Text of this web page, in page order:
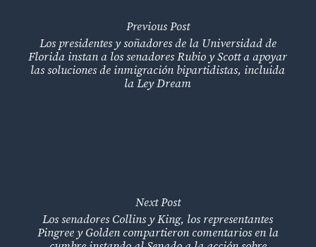
Previous Post
Los presidentes y soñadores de la Universidad de
Florida instan a los senadores Rubio y Scott a apoyar
las soluciones de inmigración bipartidistas, incluida
la Ley Dream
Next Post
Los senadores Collins y King, los representantes
Pingree y Golden compartieron comentarios en la